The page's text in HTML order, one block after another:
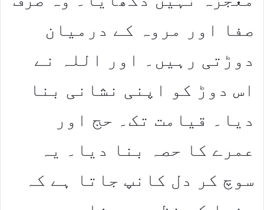
صفا اور مروہ کے درمیان
دوڑتی رہیں۔ اور اللہ نے
اس دوڑ کو اپنی نشانی بنا
دیا۔ قیامت تک۔ حج اور
عمرے کا حصہ بنا دیا۔ یہ
سوچ کر دل کانپ جاتا ہے کہ